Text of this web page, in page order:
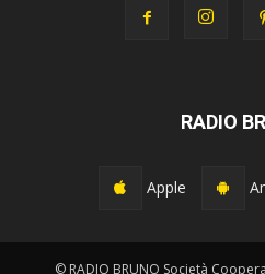
RADIO
Apple
© RADIO BRUNO Società